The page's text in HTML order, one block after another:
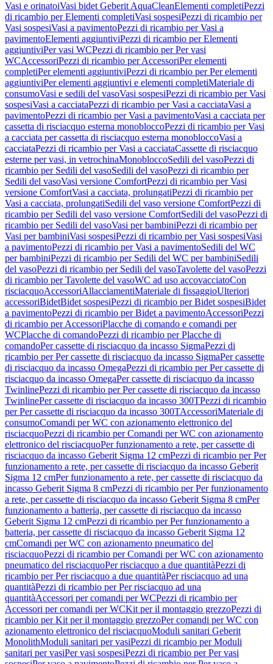
Vasi e orinatoiVasi bidet Geberit AquaCleanElementi completiPezzi
di ricambio per Elementi completiVasi sospesiPezzi di ricambio per
Vasi sospesiVasi a pavimentoPezzi di ricambio per Vasi a
pavimentoElementi aggiuntiviPezzi di ricambio per Elementi
aggiuntiviPer vasi WCPezzi di ricambio per Per vasi
WCAccessoriPezzi di ricambio per AccessoriPer elementi
completiPer elementi aggiuntiviPezzi di ricambio per Per elementi
aggiuntiviPer elementi aggiuntivi e elementi completiMateriale di
consumoVasi e sedili del vasoVasi sospesiPezzi di ricambio per Vasi
sospesiVasi a cacciataPezzi di ricambio per Vasi a cacciataVasi a
pavimentoPezzi di ricambio per Vasi a pavimentoVasi a cacciata per
cassetta di risciacquo esterna monobloccoPezzi di ricambio per Vasi
a cacciata per cassetta di risciacquo esterna monobloccoVasi a
cacciataPezzi di ricambio per Vasi a cacciataCassette di risciacquo
esterne per vasi, in vetrochinaMonobloccoSedili del vasoPezzi di
ricambio per Sedili del vasoSedili del vasoPezzi di ricambio per
Sedili del vasoVasi versione ComfortPezzi di ricambio per Vasi
versione ComfortVasi a cacciata, prolungatiPezzi di ricambio per
Vasi a cacciata, prolungatiSedili del vaso versione ComfortPezzi di
ricambio per Sedili del vaso versione ComfortSedili del vasoPezzi di
ricambio per Sedili del vasoVasi per bambiniPezzi di ricambio per
Vasi per bambiniVasi sospesiPezzi di ricambio per Vasi sospesiVasi
a pavimentoPezzi di ricambio per Vasi a pavimentoSedili del WC
per bambiniPezzi di ricambio per Sedili del WC per bambiniSedili
del vasoPezzi di ricambio per Sedili del vasoTavolette del vasoPezzi
di ricambio per Tavolette del vasoWC ad uso accovacciatoCon
risciacquoAccessoriAllacciamentiMateriale di fissaggioUlteriori
accessoriBidetBidet sospesiPezzi di ricambio per Bidet sospesiBidet
a pavimentoPezzi di ricambio per Bidet a pavimentoAccessoriPezzi
di ricambio per AccessoriPlacche di comando e comandi per
WCPlacche di comandoPezzi di ricambio per Placche di
comandoPer cassette di risciacquo da incasso SigmaPezzi di
ricambio per Per cassette di risciacquo da incasso SigmaPer cassette
di risciacquo da incasso OmegaPezzi di ricambio per Per cassette di
risciacquo da incasso OmegaPer cassette di risciacquo da incasso
TwinlinePezzi di ricambio per Per cassette di risciacquo da incasso
TwinlinePer cassette di risciacquo da incasso 300TPezzi di ricambio
per Per cassette di risciacquo da incasso 300TAccessoriMateriale di
consumoComandi per WC con azionamento elettronico del
risciacquoPezzi di ricambio per Comandi per WC con azionamento
elettronico del risciacquoPer funzionamento a rete, per cassette di
risciacquo da incasso Geberit Sigma 12 cmPezzi di ricambio per Per
funzionamento a rete, per cassette di risciacquo da incasso Geberit
Sigma 12 cmPer funzionamento a rete, per cassette di risciacquo da
incasso Geberit Sigma 8 cmPezzi di ricambio per Per funzionamento
a rete, per cassette di risciacquo da incasso Geberit Sigma 8 cmPer
funzionamento a batteria, per cassette di risciacquo da incasso
Geberit Sigma 12 cmPezzi di ricambio per Per funzionamento a
batteria, per cassette di risciacquo da incasso Geberit Sigma 12
cmComandi per WC con azionamento pneumatico del
risciacquoPezzi di ricambio per Comandi per WC con azionamento
pneumatico del risciacquoPer risciacquo a due quantitàPezzi di
ricambio per Per risciacquo a due quantitàPer risciacquo ad una
quantitàPezzi di ricambio per Per risciacquo ad una
quantitàAccessori per comandi per WCPezzi di ricambio per
Accessori per comandi per WCKit per il montaggio grezzoPezzi di
ricambio per Kit per il montaggio grezzoPer comandi per WC con
azionamento elettronico del risciacquoModuli sanitari Geberit
MonolithModuli sanitari per vasiPezzi di ricambio per Moduli
sanitari per vasiPer vasi sospesiPezzi di ricambio per Per vasi